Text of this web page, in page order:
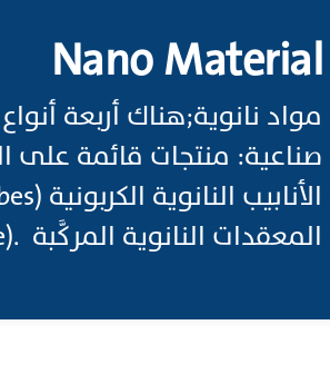
Nano Material
مواد نانوية;هناك أربعة
المعقدات النانوية المركَّبة .(Composite)